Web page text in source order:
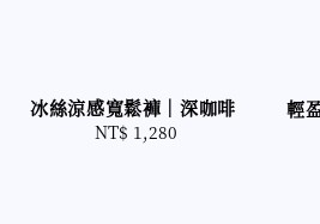
冰絲涼感寬鬆褲｜深咖啡
Regular
NT$ 1,280
輕